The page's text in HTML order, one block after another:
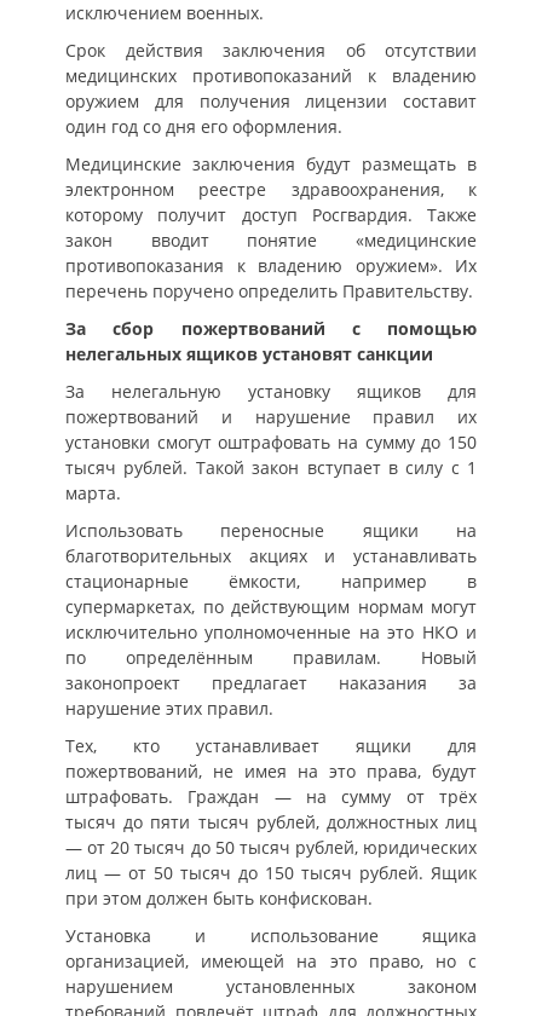
исключением военных.
Срок действия заключения об отсутствии
медицинских противопоказаний к владению
оружием для получения лицензии составит
один год со дня его оформления.
Медицинские заключения будут размещать в
электронном реестре здравоохранения, к
которому получит доступ Росгвардия. Также
закон вводит понятие «медицинские
противопоказания к владению оружием». Их
перечень поручено определить Правительству.
За сбор пожертвований с помощью
нелегальных ящиков установят санкции
За нелегальную установку ящиков для
пожертвований и нарушение правил их
установки смогут оштрафовать на сумму до 150
тысяч рублей. Такой закон вступает в силу с 1
марта.
Использовать переносные ящики на
благотворительных акциях и устанавливать
стационарные ёмкости, например в
супермаркетах, по действующим нормам могут
исключительно уполномоченные на это НКО и
по определённым правилам. Новый
законопроект предлагает наказания за
нарушение этих правил.
Тех, кто устанавливает ящики для
пожертвований, не имея на это права, будут
штрафовать. Граждан — на сумму от трёх
тысяч до пяти тысяч рублей, должностных лиц
— от 20 тысяч до 50 тысяч рублей, юридических
лиц — от 50 тысяч до 150 тысяч рублей. Ящик
при этом должен быть конфискован.
Установка и использование ящика
организацией, имеющей на это право, но с
нарушением установленных законом